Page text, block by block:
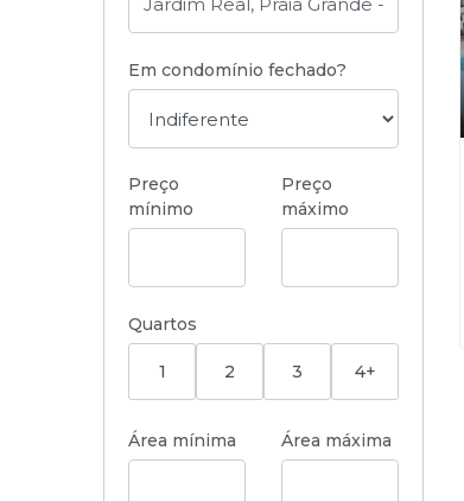
Em condomínio fechado?
Preço
mínimo
Preço
máximo
Quartos
1 2 3 4+
Área mínima Área máxima